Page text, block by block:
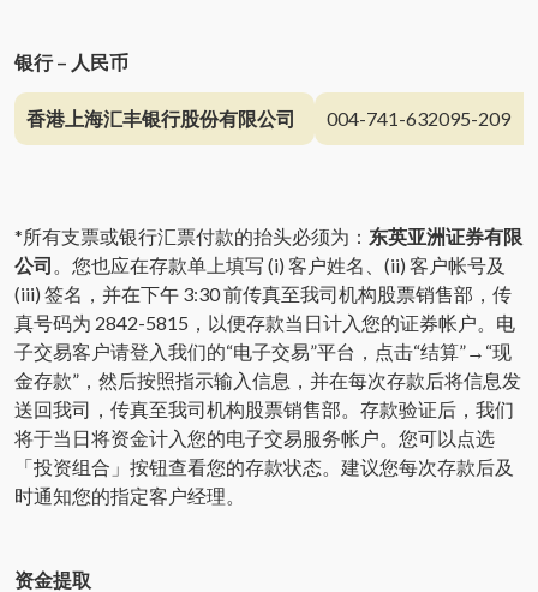
银行 – 人民币
香港上海汇丰银行股份有限公司 004-741-632095-209
*所有支票或银行汇票付款的抬头必须为： 东英亚洲证券有限
公司 。您也应在存款单上填写 (i) 客户姓名、(ii) 客户帐号及
(iii) 签名，并在下午 3:30 前传真至我司机构股票销售部，传
真号码为 2842-5815，以便存款当日计入您的证券帐户。电
子交易客户请登入我们的“电子交易”平台，点击“结算”→“现
金存款”，然后按照指示输入信息，并在每次存款后将信息发
送回我司，传真至我司机构股票销售部。存款验证后，我们
将于当日将资金计入您的电子交易服务帐户。您可以点选
「投资组合」按钮查看您的存款状态。建议您每次存款后及
时通知您的指定客户经理。
资金提取